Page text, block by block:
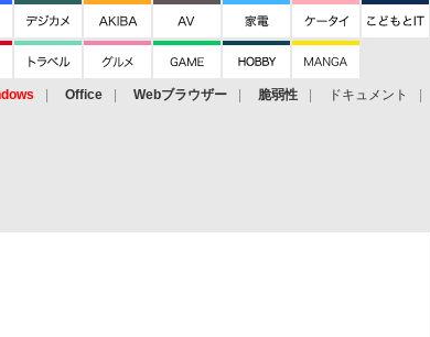
Office Webブラウザー 脆弱性 ドキュメント